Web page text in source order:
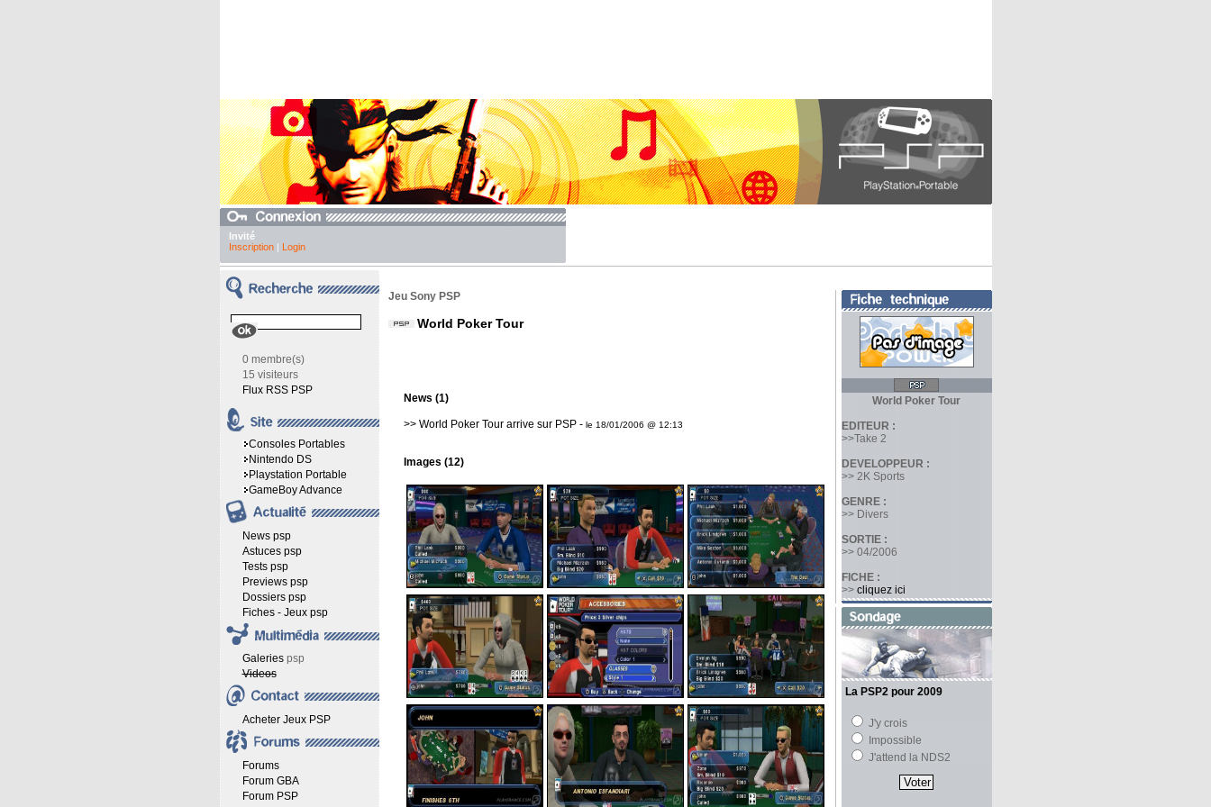
Invité
Inscription| Login
0 membre(s)
15 visiteurs
Flux RSS PSP
Consoles Portables
Nintendo DS
Playstation Portable
GameBoy Advance
News psp
Astuces psp
Tests psp
Previews psp
Dossiers psp
Fiches - Jeux psp
Galeriespsp
Videos
Acheter Jeux PSP
Forums
Forum GBA
Forum PSP
Jeu Sony PSP
World Poker Tour
News (1)
>> World Poker Tour arrive sur PSP - le 18/01/2006 @ 12:13
Images (12)
World Poker Tour
EDITEUR :
>>Take 2
DEVELOPPEUR :
>> 2K Sports
GENRE :
>> Divers
SORTIE :
>> 04/2006
FICHE :
>> cliquez ici
La PSP2 pour 2009
J'y crois
Impossible
J'attend la NDS2